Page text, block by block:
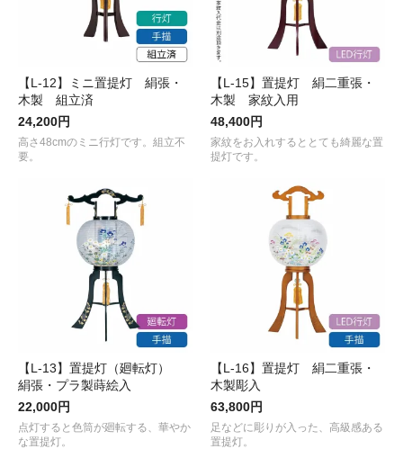
【L-12】ミニ置提灯 絹張・
木製 組立済
24,200円
高さ48cmのミニ行灯です。組立不
要。
【L-15】置提灯 絹二重張・
木製 家紋入用
48,400円
家紋をお入れするととても綺麗な置
提灯です。
【L-13】置提灯（廻転灯）
絹張・プラ製蒔絵入
22,000円
点灯すると色筒が廻転する、華やか
な置提灯。
【L-16】置提灯 絹二重張・
木製彫入
63,800円
足などに彫りが入った、高級感ある
置提灯。